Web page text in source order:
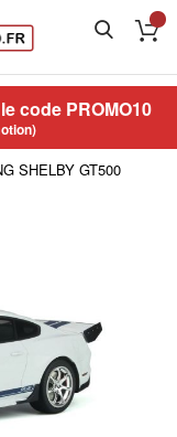
code PROMO10
SHELBY GT500